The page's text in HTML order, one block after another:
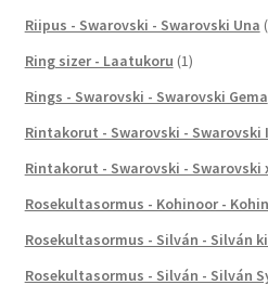
Riipus - Swarovski - Swarovski Una
Ring sizer - Laatukoru (1)
Rings - Swarovski - Swarovski Gema
Rintakorut - Swarovski - Swarovski
Rintakorut - Swarovski - Swarovski
Rosekultasormus - Kohinoor -
Rosekultasormus - Silván - Silván
Rosekultasormus - Silván - Silván